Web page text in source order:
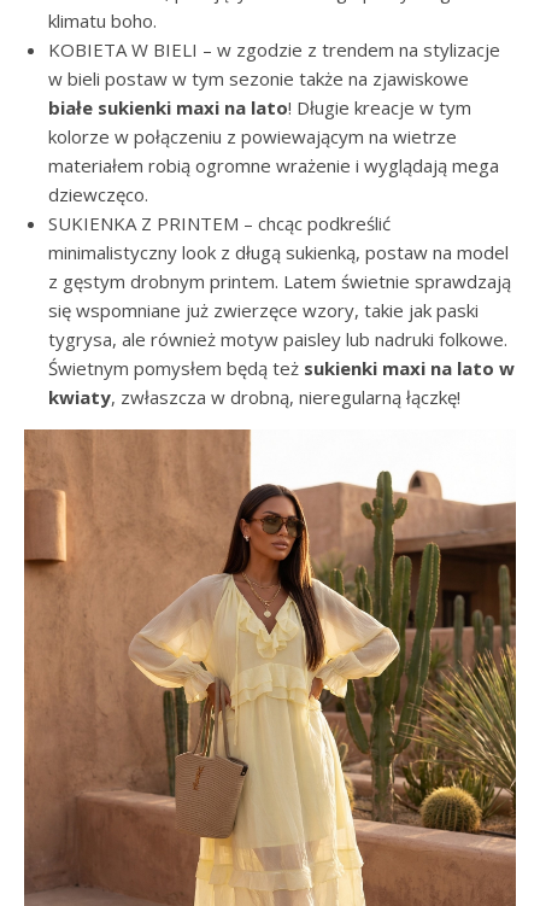
klimatu boho.
KOBIETA W BIELI – w zgodzie z trendem na stylizacje
w bieli postaw w tym sezonie także na zjawiskowe
białe sukienki maxi na lato! Długie kreacje w tym
kolorze w połączeniu z powiewającym na wietrze
materiałem robią ogromne wrażenie i wyglądają mega
dziewczęco.
SUKIENKA Z PRINTEM – chcąc podkreślić
minimalistyczny look z długą sukienką, postaw na model
z gęstym drobnym printem. Latem świetnie sprawdzają
się wspomniane już zwierzęce wzory, takie jak paski
tygrysa, ale również motyw paisley lub nadruki folkowe.
Świetnym pomysłem będą też sukienki maxi na lato w
kwiaty, zwłaszcza w drobną, nieregularną łączkę!